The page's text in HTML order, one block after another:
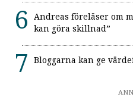
Andreas föreläser om
kan göra skillnad”
Bloggarna kan ge